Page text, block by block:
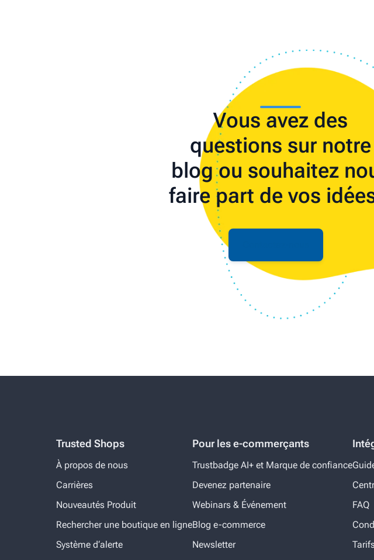
Vous avez des
questions sur notre
blog ou souhaitez
faire part de vos
Trusted Shops
À propos de nous
Carrières
Nouveautés Produit
Rechercher une boutique en ligne
Système d‘alerte
Pour les e-commerçants
Trustbadge AI+ et Marque de confiance
Devenez partenaire
Webinars & Événement
Blog e-commerce
Newsletter
FAQ